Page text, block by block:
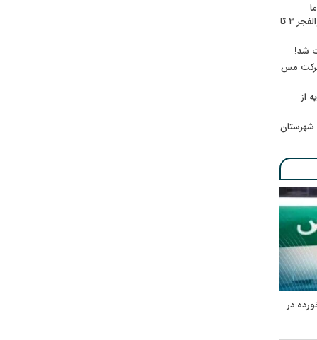
ننشسته»/ روایت محمد جعفرپور از والفجر ۳ تا
شد!
شرکت مس
از
شهرستان
در